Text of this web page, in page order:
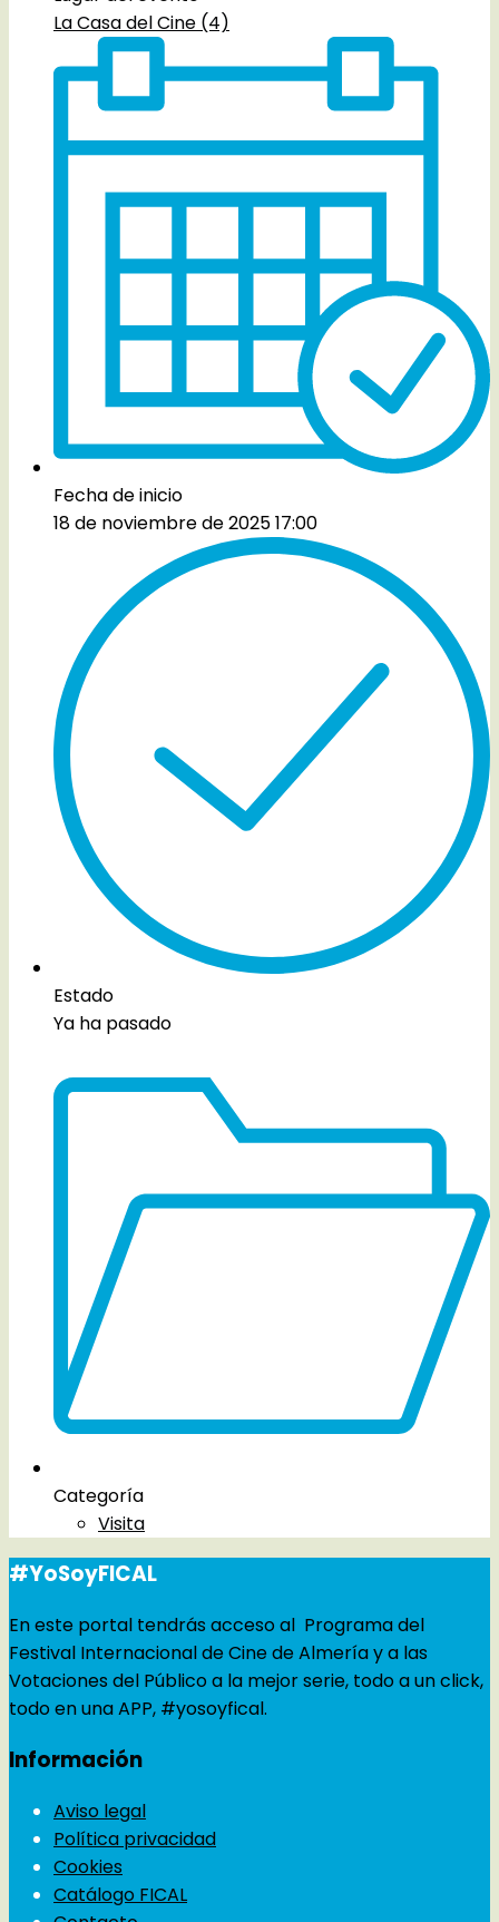
La Casa del Cine (4)
Fecha de inicio
18 de noviembre de 2025 17:00
Estado
Ya ha pasado
Categoría
Visita
#YoSoyFICAL
En este portal tendrás acceso al Programa del
Festival Internacional de Cine de Almería y a las
Votaciones del Público a la mejor serie, todo a un click,
todo en una APP, #yosoyfical.
Información
Aviso legal
Política privacidad
Cookies
Catálogo FICAL